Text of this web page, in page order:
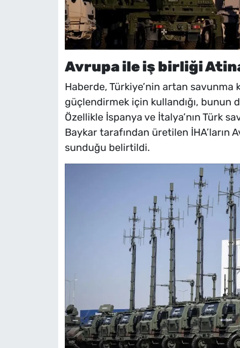
Avrupa ile iş birliği
Haberde, Türkiye’nin artan
güçlendirmek için kullandığı, bunun
Özellikle İspanya ve İtalya’nın Türk
Baykar tarafından üretilen
sunduğu belirtildi.